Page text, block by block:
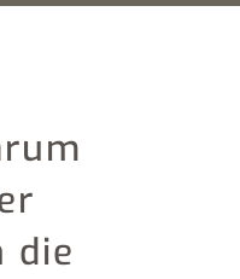
die